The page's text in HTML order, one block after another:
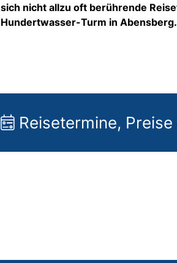
sich nicht allzu oft berührende
Hundertwasser-Turm in Abensberg.
Reisetermine,